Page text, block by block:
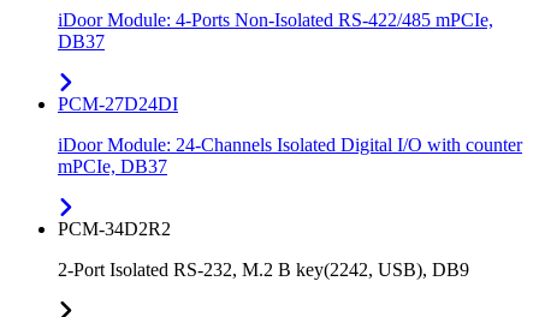
iDoor Module: 4-Ports Non-Isolated RS-422/485 mPCIe,
DB37
PCM-27D24DI
iDoor Module: 24-Channels Isolated Digital I/O with counter
mPCIe, DB37
PCM-34D2R2
2-Port Isolated RS-232, M.2 B key(2242, USB), DB9